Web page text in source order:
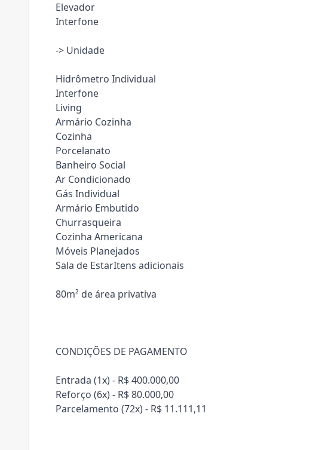
Elevador
Interfone
-> Unidade
Hidrômetro Individual
Interfone
Living
Armário Cozinha
Cozinha
Porcelanato
Banheiro Social
Ar Condicionado
Gás Individual
Armário Embutido
Churrasqueira
Cozinha Americana
Móveis Planejados
Sala de EstarItens adicionais
80m² de área privativa
CONDIÇÕES DE PAGAMENTO
Entrada (1x) - R$ 400.000,00
Reforço (6x) - R$ 80.000,00
Parcelamento (72x) - R$ 11.111,11